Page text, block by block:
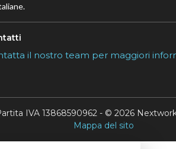
il nostro team per maggiori
IVA 13868590962 - © 2026
Mappa del sito